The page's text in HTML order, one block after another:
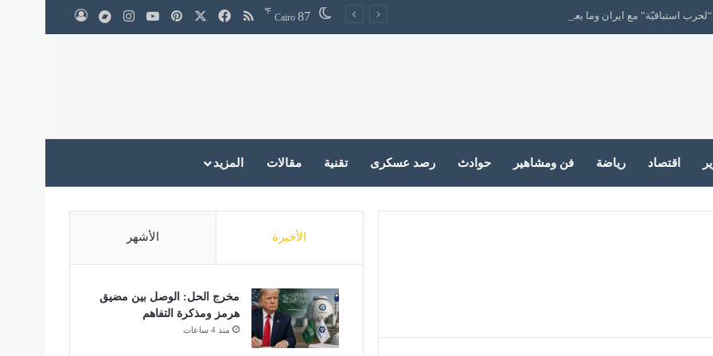
استباقيّة” مع ايران وما بعدها Cairo 87
℉ ملخص الموقع RSS
فيسبوك بينتيريست‫YouTubeانستقرامmedium
اقتصاد رياضة فن ومشاهير حوادث رصد عسكرى تقنية مقالات المزيد
الأخيرة الأشهر
مخرج الحل: الوصل بين مضيق
هرمز ومذكرة التفاهم
منذ 4 ساعات